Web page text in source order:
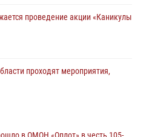
проведение акции «Каникулы
проходят мероприятия,